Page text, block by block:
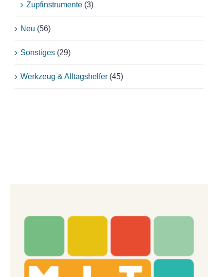
Zupfinstrumente (3)
Neu (56)
Sonstiges (29)
Werkzeug & Alltagshelfer (45)